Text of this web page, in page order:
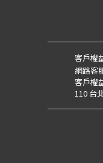
客戶權
網路客
客戶權
110 台